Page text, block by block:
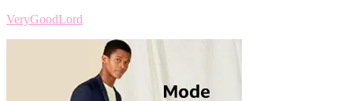
VeryGoodLord